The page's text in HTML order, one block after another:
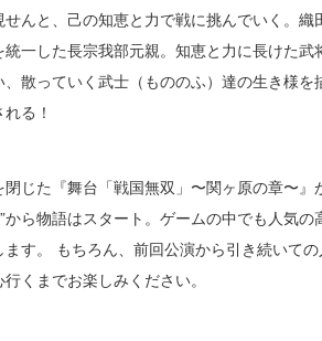
んと、己の知恵と力で戦に挑んでいく。
一した長宗我部元親。知恵と力に長けた武
散っていく武士（もののふ）達の生き様を
る！
じた『舞台「戦国無双」〜関ヶ原の章〜
ら物語はスタート。ゲームの中でも人気
す。 もちろん、前回公演から引き続いて
くまでお楽しみください。